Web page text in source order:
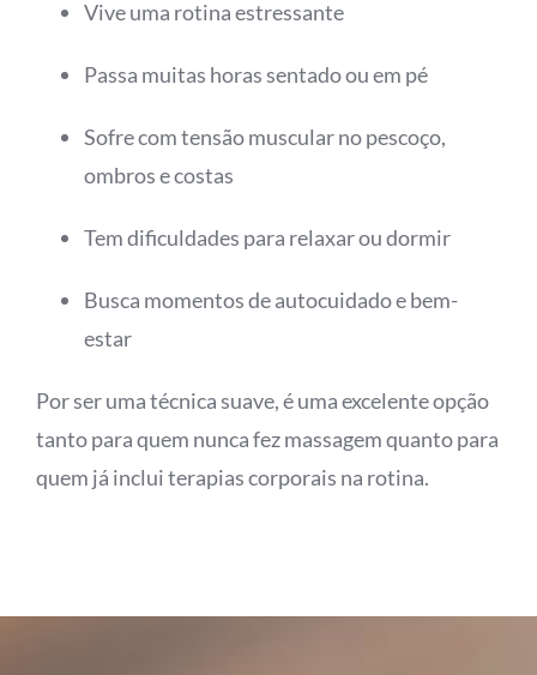
Vive uma rotina estressante
Passa muitas horas sentado ou em pé
Sofre com tensão muscular no pescoço,
ombros e costas
Tem dificuldades para relaxar ou dormir
Busca momentos de autocuidado e bem-
estar
Por ser uma técnica suave, é uma excelente opção
tanto para quem nunca fez massagem quanto para
quem já inclui terapias corporais na rotina.